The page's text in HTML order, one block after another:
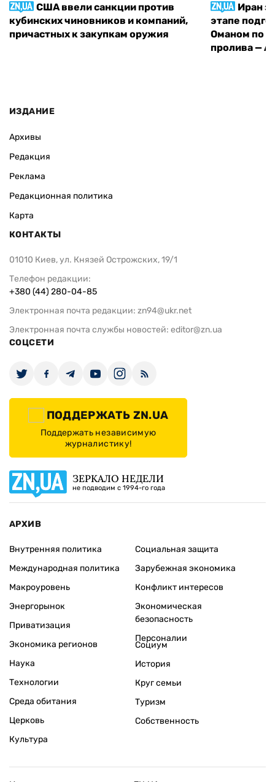
США ввели санкции против
кубинских чиновников и компаний,
причастных к закупкам оружия
Иран
этапе
Оманом по
пролива —
ИЗДАНИЕ
Архивы
Редакция
Реклама
Редакционная политика
Карта
КОНТАКТЫ
01010 Киев, ул. Князей Острожских, 19/1
Телефон редакции:
+380 (44) 280-04-85
Электронная почта редакции: zn94@ukr.net
Электронная почта службы новостей: editor@zn.ua
СОЦСЕТИ
ПОДДЕРЖАТЬ ZN.UA
Поддержать независимую
журналистику!
ЗЕРКАЛО НЕДЕЛИ
не подводим с 1994-го года
АРХИВ
Внутренняя политика
Международная политика
Макроуровень
Энергорынок
Приватизация
Экономика регионов
Социальная защита
Зарубежная экономика
Конфликт интересов
Экономическая
безопасность
Персоналии
Наука
Технологии
Среда обитания
Церковь
Культура
Социум
История
Круг семьи
Туризм
Собственность